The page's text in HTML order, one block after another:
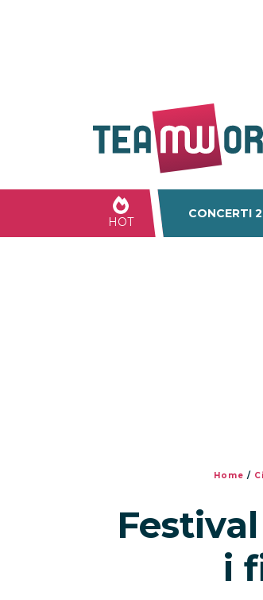
HOT
CONCERTI
Home /
i